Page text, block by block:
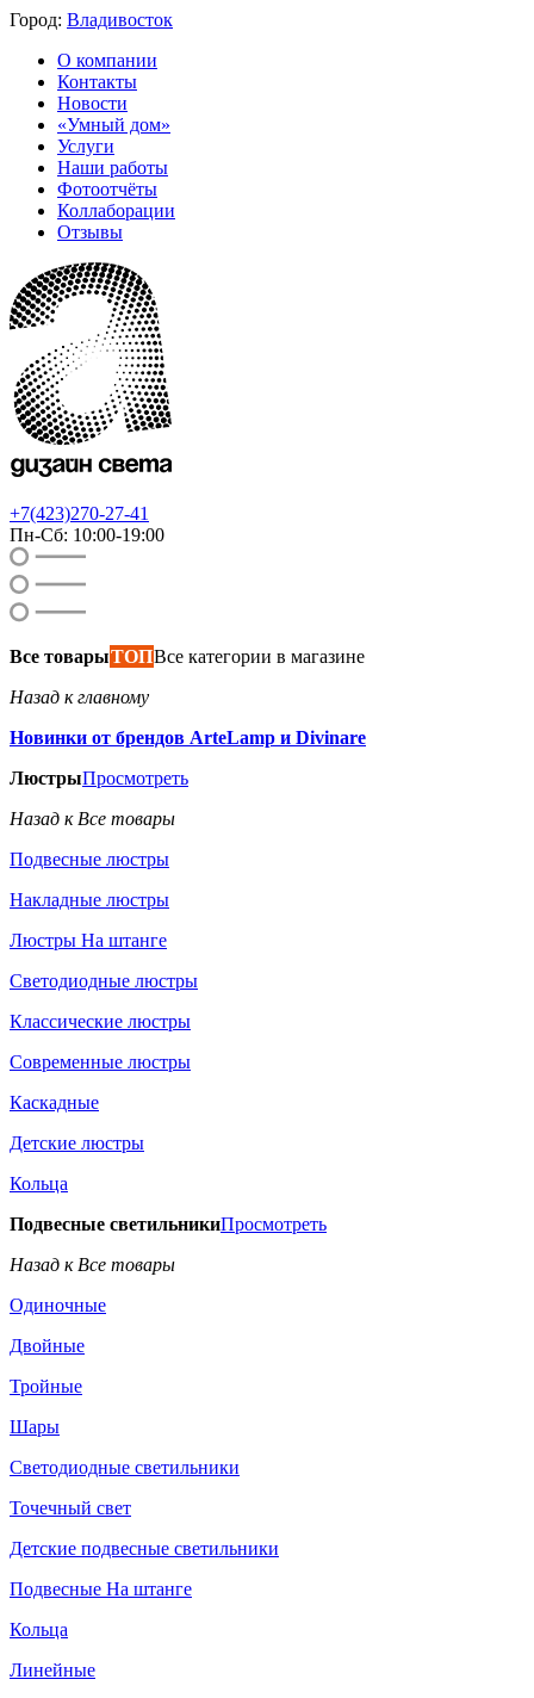
Город: Владивосток
О компании
Контакты
Новости
«Умный дом»
Услуги
Наши работы
Фотоотчёты
Коллаборации
Отзывы
+7(423)270-27-41
Пн-Сб: 10:00-19:00
Все товарыТОПВсе категории в магазине
Назад к главному
Новинки от брендов ArteLamp и Divinare
ЛюстрыПросмотреть
Назад к Все товары
Подвесные люстры
Накладные люстры
Люстры На штанге
Светодиодные люстры
Классические люстры
Современные люстры
Каскадные
Детские люстры
Кольца
Подвесные светильникиПросмотреть
Назад к Все товары
Одиночные
Двойные
Тройные
Шары
Светодиодные светильники
Точечный свет
Детские подвесные светильники
Подвесные На штанге
Кольца
Линейные